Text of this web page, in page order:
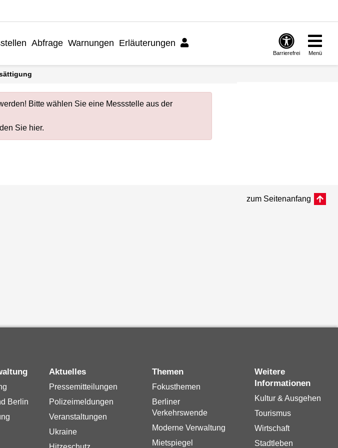
Abfrage Warnungen Erläuterungen
Barrierefrei Menü
Bitte wählen Sie eine Messstelle aus der
Sie hier.
zum Seitenanfang
Berlin
Aktuelles
Pressemitteilungen
Polizeimeldungen
Veranstaltungen
Ukraine
Themen
Fokusthemen
Berliner
Verkehrswende
Moderne Verwaltung
Mietspiegel
Weitere
Informationen
Kultur & Ausgehen
Tourismus
Wirtschaft
Stadtleben